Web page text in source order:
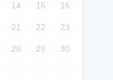
14 15 16
21 22 23
28 29 30